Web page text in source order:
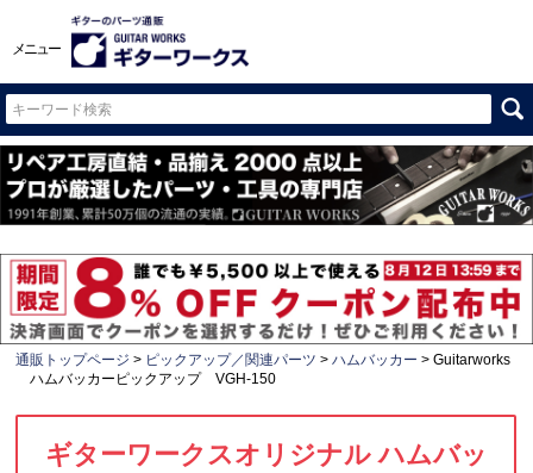
メニュー
通販トップページ ピックアップ／関連パーツ ハムバッカー
Guitarworks
ハムバッカーピックアップ VGH-150
ギターワークスオリジナル ハムバッ